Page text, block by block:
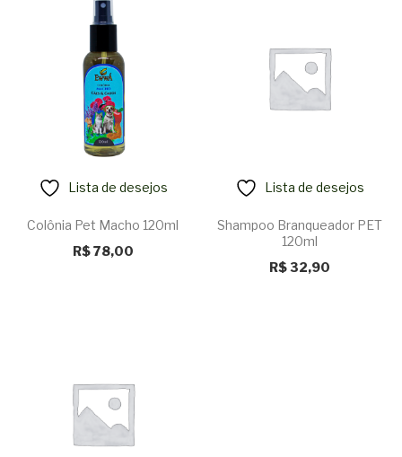
Lista de desejos
Colônia Pet Macho 120ml
R$78,00
Lista de desejos
Shampoo Branqueador PET
120ml
R$32,90